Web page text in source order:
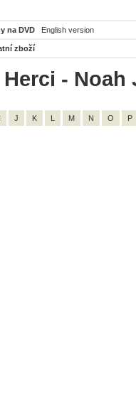
na DVD English version
zboží
-
J K L M N O P